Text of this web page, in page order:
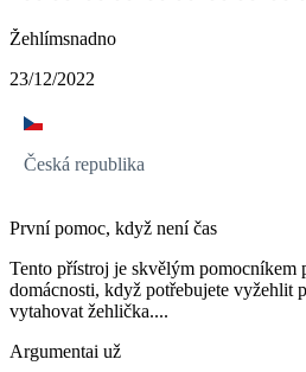
Žehlímsnadno
23/12/2022
Česká republika
První pomoc, když není čas
Tento přístroj je skvělým pomocníkem
domácnosti, když potřebujete vyžehlit
vytahovat žehlička....
Argumentai už